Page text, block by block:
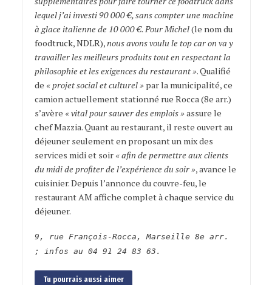
lequel j’ai investi 90 000 €, sans compter une machine
à glace italienne de 10 000 €. Pour Michel(le nom du
foodtruck, NDLR),nous avons voulu le top car on va y
travailler les meilleurs produits tout en respectant la
philosophie et les exigences du restaurant ». Qualifié
de « projet social et culturel »par la municipalité, ce
camion actuellement stationné rue Rocca (8e arr.)
s’avère « vital pour sauver des emplois »assure le
chef Mazzia. Quant au restaurant, il reste ouvert au
déjeuner seulement en proposant un mix des
services midi et soir« afin de permettre aux clients
du midi de profiter de l’expérience du soir », avance le
cuisinier. Depuis l’annonce du couvre-feu, le
restaurant AM affiche complet à chaque service du
déjeuner.le foodtruck d’Alexandre Mazzia
9, rue François-Rocca, Marseille 8e arr.
; infos au 04 91 24 83 63.
Tu pourrais aussi aimer